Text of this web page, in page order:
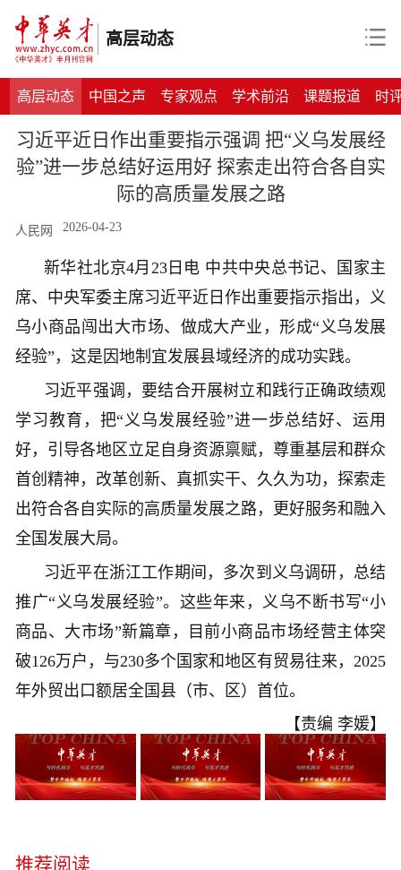
高层动态
高层动态 中国之声 专家观点 学术前沿 课题报道 时
习近平近日作出重要指示强调 把“义乌发展经
验”进一步总结好运用好 探索走出符合各自实
际的高质量发展之路
人民网 2026-04-23
新华社北京4月23日电 中共中央总书记、国家主
席、中央军委主席习近平近日作出重要指示指出，义
乌小商品闯出大市场、做成大产业，形成“义乌发展
经验”，这是因地制宜发展县域经济的成功实践。
习近平强调，要结合开展树立和践行正确政绩观
学习教育，把“义乌发展经验”进一步总结好、运用
好，引导各地区立足自身资源禀赋，尊重基层和群众
首创精神，改革创新、真抓实干、久久为功，探索走
出符合各自实际的高质量发展之路，更好服务和融入
全国发展大局。
习近平在浙江工作期间，多次到义乌调研，总结
推广“义乌发展经验”。这些年来，义乌不断书写“小
商品、大市场”新篇章，目前小商品市场经营主体突
破126万户，与230多个国家和地区有贸易往来，2025
年外贸出口额居全国县（市、区）首位。
【责编 李媛】
推荐阅读